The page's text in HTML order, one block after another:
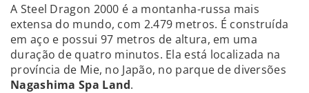
A Steel Dragon 2000 é a montanha-russa mais
extensa do mundo, com 2.479 metros. É construída
em aço e possui 97 metros de altura, em uma
duração de quatro minutos. Ela está localizada na
província de Mie, no Japão, no parque de diversões
Nagashima Spa Land.